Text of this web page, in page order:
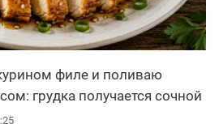
филе и поливаю
грудка получается сочной